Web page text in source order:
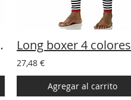
Long boxer 4 colores
27,48 €
Agregar al carrito